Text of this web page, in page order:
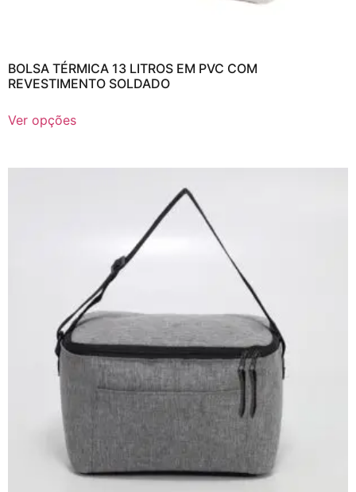
BOLSA TÉRMICA 13 LITROS EM PVC COM
REVESTIMENTO SOLDADO
Ver opções